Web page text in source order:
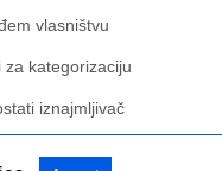
vlasništvu
za kategorizaciju
iznajmljivač